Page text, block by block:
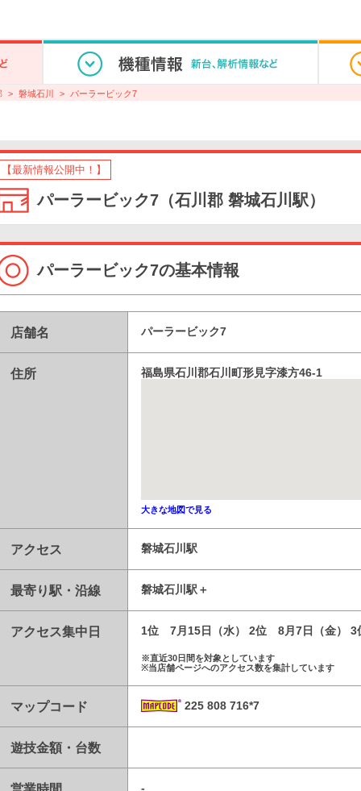
磐城石川 パーラービック7
【最新情報公開中！】
パーラービック7（石川郡 磐城石川駅）
パーラービック7の基本情報
店舗名 パーラービック7
住所 福島県石川郡石川町形見字漆方46-1
大きな地図で見る
アクセス 磐城石川駅
最寄り駅・沿線 磐城石川駅
アクセス集中日 1位 7月15日（水） 2位 8月7日（金）
※直近30日間を対象としています
※当店舗ページへのアクセス数を集計しています
マップコード 225 808 716*7
遊技金額・台数
-